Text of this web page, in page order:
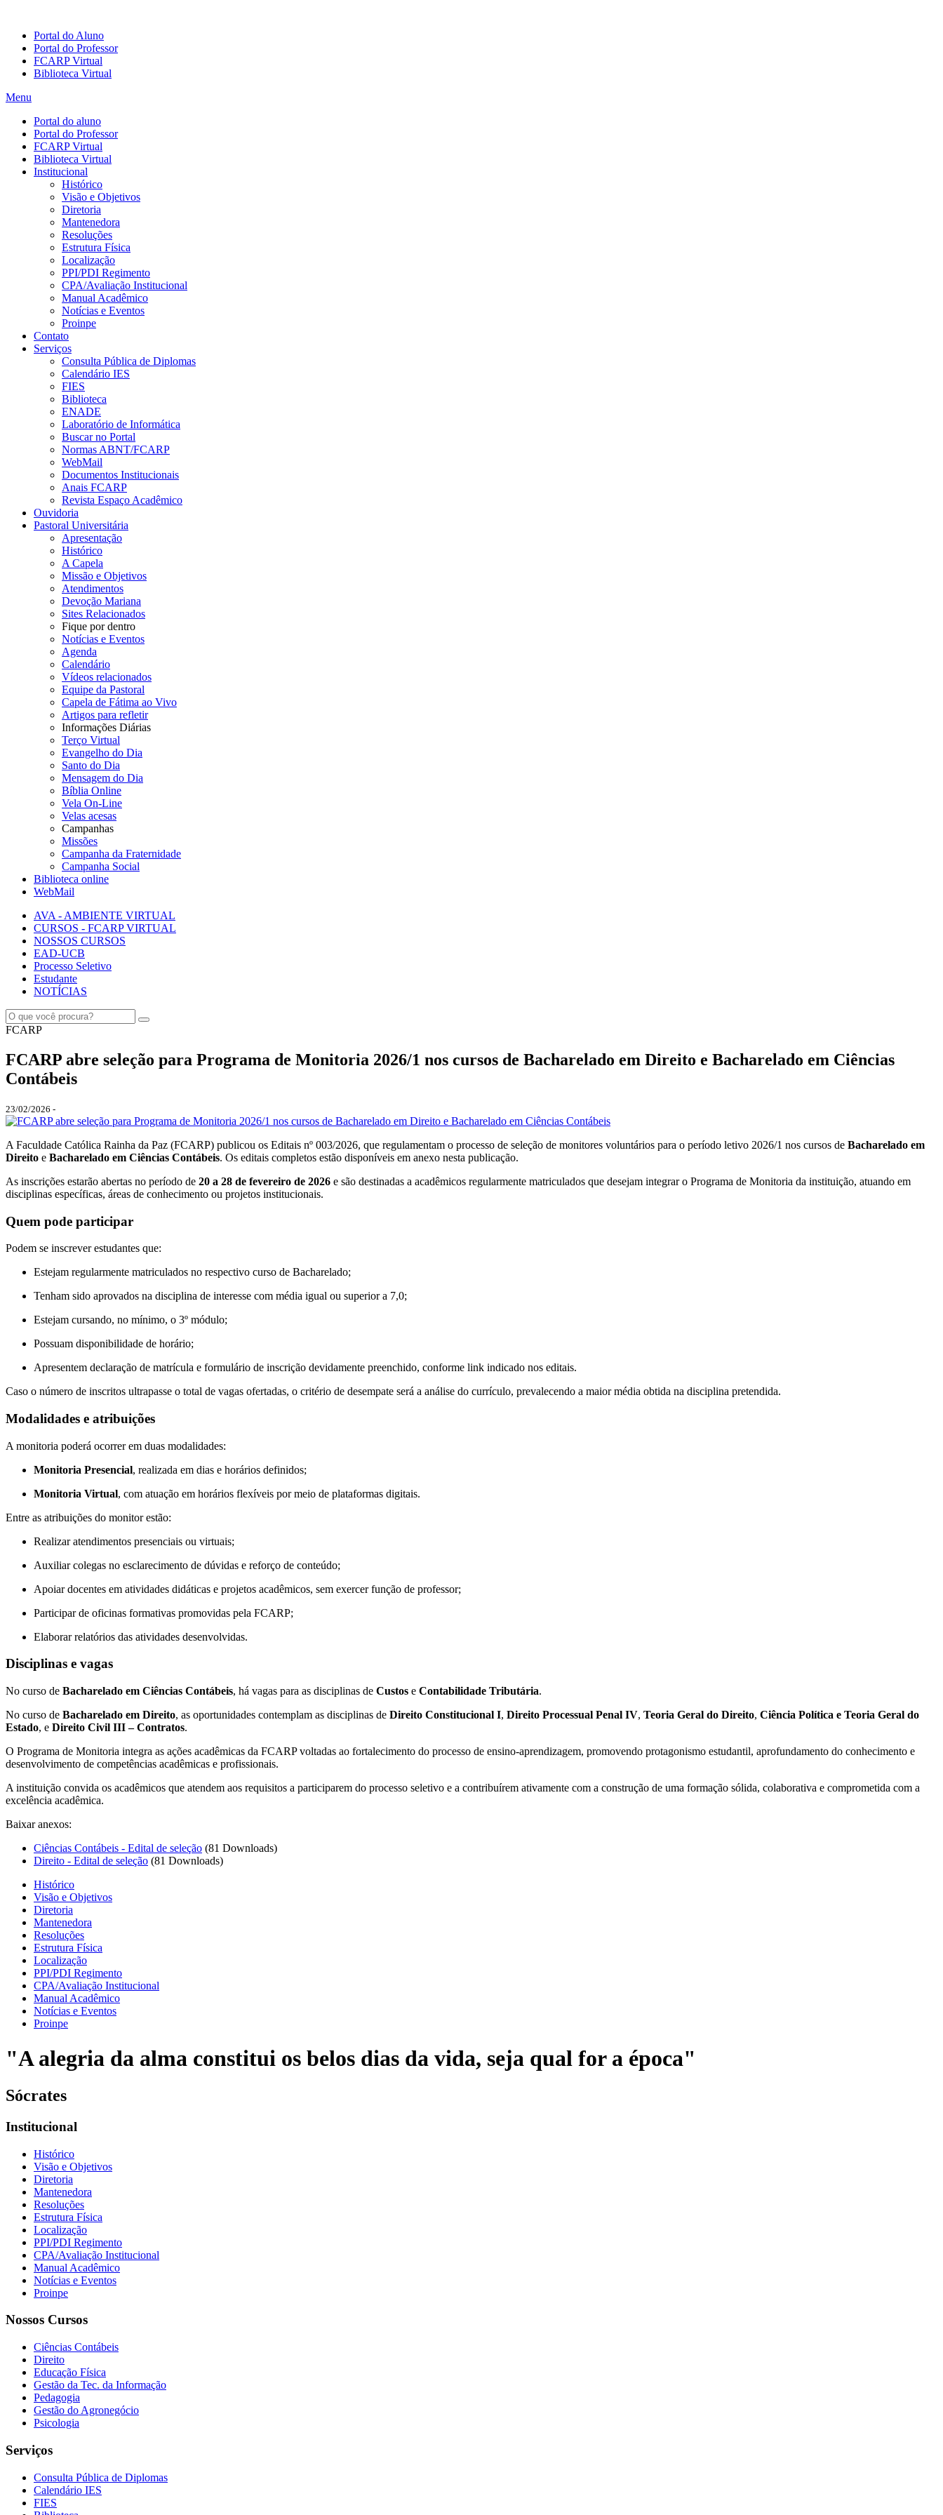
Portal do Aluno
Portal do Professor
FCARP Virtual
Biblioteca Virtual
Menu
Portal do aluno
Portal do Professor
FCARP Virtual
Biblioteca Virtual
Institucional
Histórico
Visão e Objetivos
Diretoria
Mantenedora
Resoluções
Estrutura Física
Localização
PPI/PDI Regimento
CPA/Avaliação Institucional
Manual Acadêmico
Notícias e Eventos
Proinpe
Contato
Serviços
Consulta Pública de Diplomas
Calendário IES
FIES
Biblioteca
ENADE
Laboratório de Informática
Buscar no Portal
Normas ABNT/FCARP
WebMail
Documentos Institucionais
Anais FCARP
Revista Espaço Acadêmico
Ouvidoria
Pastoral Universitária
Apresentação
Histórico
A Capela
Missão e Objetivos
Atendimentos
Devoção Mariana
Sites Relacionados
Fique por dentro
Notícias e Eventos
Agenda
Calendário
Vídeos relacionados
Equipe da Pastoral
Capela de Fátima ao Vivo
Artigos para refletir
Informações Diárias
Terço Virtual
Evangelho do Dia
Santo do Dia
Mensagem do Dia
Bíblia Online
Vela On-Line
Velas acesas
Campanhas
Missões
Campanha da Fraternidade
Campanha Social
Biblioteca online
WebMail
AVA - AMBIENTE VIRTUAL
CURSOS - FCARP VIRTUAL
NOSSOS CURSOS
EAD-UCB
Processo Seletivo
Estudante
NOTÍCIAS
FCARP
FCARP abre seleção para Programa de Monitoria 2026/1 nos cursos de Bacharelado em Direito e Bacharelado em Ciências
Contábeis
23/02/2026 -
A Faculdade Católica Rainha da Paz (FCARP) publicou os Editais nº 003/2026, que regulamentam o processo de seleção de monitores voluntários para o período letivo 2026/1 nos cursos de Bacharelado em
Direito e Bacharelado em Ciências Contábeis. Os editais completos estão disponíveis em anexo nesta publicação.
As inscrições estarão abertas no período de 20 a 28 de fevereiro de 2026 e são destinadas a acadêmicos regularmente matriculados que desejam integrar o Programa de Monitoria da instituição, atuando em
disciplinas específicas, áreas de conhecimento ou projetos institucionais.
Quem pode participar
Podem se inscrever estudantes que:
Estejam regularmente matriculados no respectivo curso de Bacharelado;
Tenham sido aprovados na disciplina de interesse com média igual ou superior a 7,0;
Estejam cursando, no mínimo, o 3º módulo;
Possuam disponibilidade de horário;
Apresentem declaração de matrícula e formulário de inscrição devidamente preenchido, conforme link indicado nos editais.
Caso o número de inscritos ultrapasse o total de vagas ofertadas, o critério de desempate será a análise do currículo, prevalecendo a maior média obtida na disciplina pretendida.
Modalidades e atribuições
A monitoria poderá ocorrer em duas modalidades:
Monitoria Presencial, realizada em dias e horários definidos;
Monitoria Virtual, com atuação em horários flexíveis por meio de plataformas digitais.
Entre as atribuições do monitor estão:
Realizar atendimentos presenciais ou virtuais;
Auxiliar colegas no esclarecimento de dúvidas e reforço de conteúdo;
Apoiar docentes em atividades didáticas e projetos acadêmicos, sem exercer função de professor;
Participar de oficinas formativas promovidas pela FCARP;
Elaborar relatórios das atividades desenvolvidas.
Disciplinas e vagas
No curso de Bacharelado em Ciências Contábeis, há vagas para as disciplinas de Custos e Contabilidade Tributária.
No curso de Bacharelado em Direito, as oportunidades contemplam as disciplinas de Direito Constitucional I, Direito Processual Penal IV, Teoria Geral do Direito, Ciência Política e Teoria Geral do
Estado, e Direito Civil III – Contratos.
O Programa de Monitoria integra as ações acadêmicas da FCARP voltadas ao fortalecimento do processo de ensino-aprendizagem, promovendo protagonismo estudantil, aprofundamento do conhecimento e
desenvolvimento de competências acadêmicas e profissionais.
A instituição convida os acadêmicos que atendem aos requisitos a participarem do processo seletivo e a contribuírem ativamente com a construção de uma formação sólida, colaborativa e comprometida com a
excelência acadêmica.
Baixar anexos:
Ciências Contábeis - Edital de seleção (81 Downloads)
Direito - Edital de seleção (81 Downloads)
Histórico
Visão e Objetivos
Diretoria
Mantenedora
Resoluções
Estrutura Física
Localização
PPI/PDI Regimento
CPA/Avaliação Institucional
Manual Acadêmico
Notícias e Eventos
Proinpe
"A alegria da alma constitui os belos dias da vida, seja qual for a época"
Sócrates
Institucional
Histórico
Visão e Objetivos
Diretoria
Mantenedora
Resoluções
Estrutura Física
Localização
PPI/PDI Regimento
CPA/Avaliação Institucional
Manual Acadêmico
Notícias e Eventos
Proinpe
Nossos Cursos
Ciências Contábeis
Direito
Educação Física
Gestão da Tec. da Informação
Pedagogia
Gestão do Agronegócio
Psicologia
Serviços
Consulta Pública de Diplomas
Calendário IES
FIES